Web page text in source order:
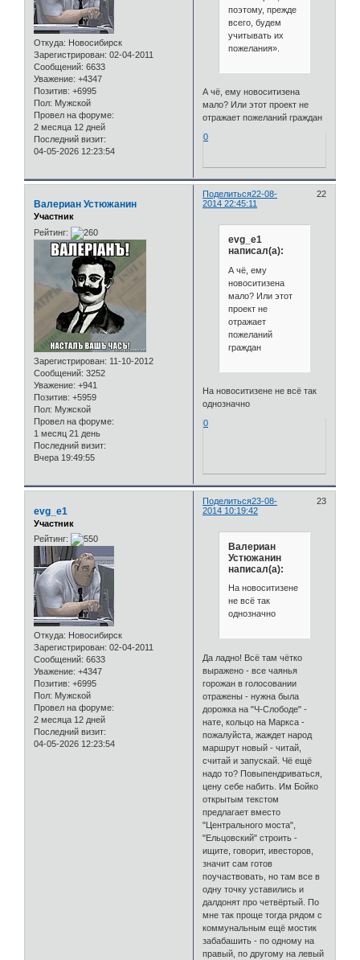
Откуда: Новосибирск
Зарегистрирован: 02-04-2011
Сообщений: 6633
Уважение: +4347
Позитив: +6995
Пол: Мужской
Провел на форуме:
2 месяца 12 дней
Последний визит:
04-05-2026 12:23:54
поэтому, прежде
всего, будем
учитывать их
пожелания».
А чё, ему новоситизена
мало? Или этот проект не
отражает пожеланий граждан
0
Поделиться 22
22-08-
2014 22:45:11
Валериан Устюжанин
Участник
Рейтинг:
Зарегистрирован: 11-10-2012
Сообщений: 3252
Уважение: +941
Позитив: +5959
Пол: Мужской
Провел на форуме:
1 месяц 21 день
Последний визит:
Вчера 19:49:55
evg_e1
написал(а):
А чё, ему
новоситизена
мало? Или этот
проект не
отражает
пожеланий
граждан
На новоситизене не всё так
однозначно
0
Поделиться 23
23-08-
2014 10:19:42
evg_e1
Участник
Рейтинг:
Откуда: Новосибирск
Зарегистрирован: 02-04-2011
Сообщений: 6633
Уважение: +4347
Позитив: +6995
Пол: Мужской
Провел на форуме:
2 месяца 12 дней
Последний визит:
04-05-2026 12:23:54
Валериан
Устюжанин
написал(а):
На новоситизене
не всё так
однозначно
Да ладно! Всё там чётко
выражено - все чаянья
горожан в голосовании
отражены - нужна была
дорожка на "Ч-Слободе" -
нате, кольцо на Маркса -
пожалуйста, жаждет народ
маршрут новый - читай,
считай и запускай. Чё ещё
надо то? Повыпендриваться,
цену себе набить. Им Бойко
открытым текстом
предлагает вместо
"Центрального моста",
"Ельцовский" строить -
ищите, говорит, ивесторов,
значит сам готов
поучаствовать, но там все в
одну точку уставились и
далдонят про четвёртый. По
мне так проще тогда рядом с
коммунальным ещё мостик
забабашить - по одному на
правый, по другому на левый